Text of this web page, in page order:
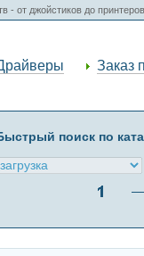
- от джойстиков до
Заказ
поиск по